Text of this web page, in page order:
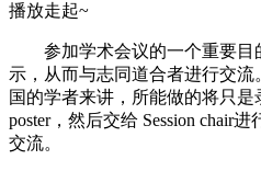
播放走起~
参加学术会议的一个重要目
示，从而与志同道合者进行交
国的学者来讲，所能做的将只
poster，然后交给 Session chair
交流。